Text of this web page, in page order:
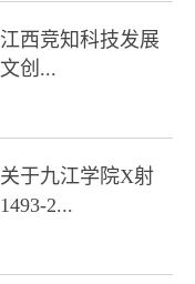
西竞知科技发展
创...
于九江学院X射
2...